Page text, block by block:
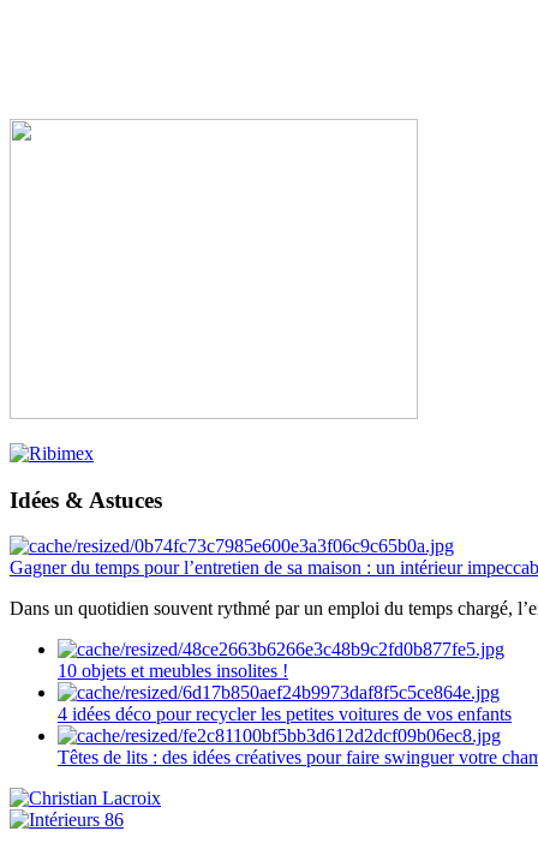
Idées & Astuces
Gagner du temps pour l’entretien de sa maison : un intérieur
Dans un quotidien souvent rythmé par un emploi du temps chargé,
10 objets et meubles insolites !
4 idées déco pour recycler les petites voitures de vos enfants
Têtes de lits : des idées créatives pour faire swinguer votre